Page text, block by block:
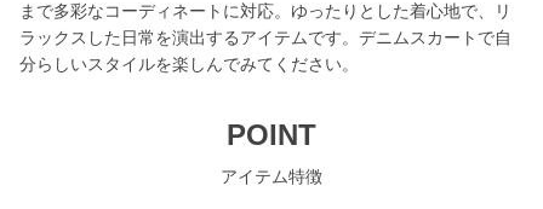
まで多彩なコーディネートに対応。ゆったりとした着心地で、リ
ラックスした日常を演出するアイテムです。デニムスカートで自
分らしいスタイルを楽しんでみてください。
POINT
アイテム特徴